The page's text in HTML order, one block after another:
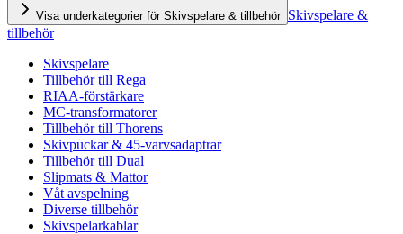
Visa underkategorier för Skivspelare & tillbehör Skivspelare &
tillbehör
Skivspelare
Tillbehör till Rega
RIAA-förstärkare
MC-transformatorer
Tillbehör till Thorens
Skivpuckar & 45-varvsadaptrar
Tillbehör till Dual
Slipmats & Mattor
Våt avspelning
Diverse tillbehör
Skivspelarkablar